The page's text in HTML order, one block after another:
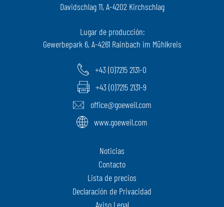
Davidschlag 11, A-4202 Kirchschlag
Lugar de producción:
Gewerbepark 6, A-4261 Rainbach im Mühlkreis
+43 (0)7215 2131-0
+43 (0)7215 2131-9
office@goeweil.com
www.goeweil.com
Noticias
Contacto
Lista de precios
Declaración de Privacidad
Aviso Legal